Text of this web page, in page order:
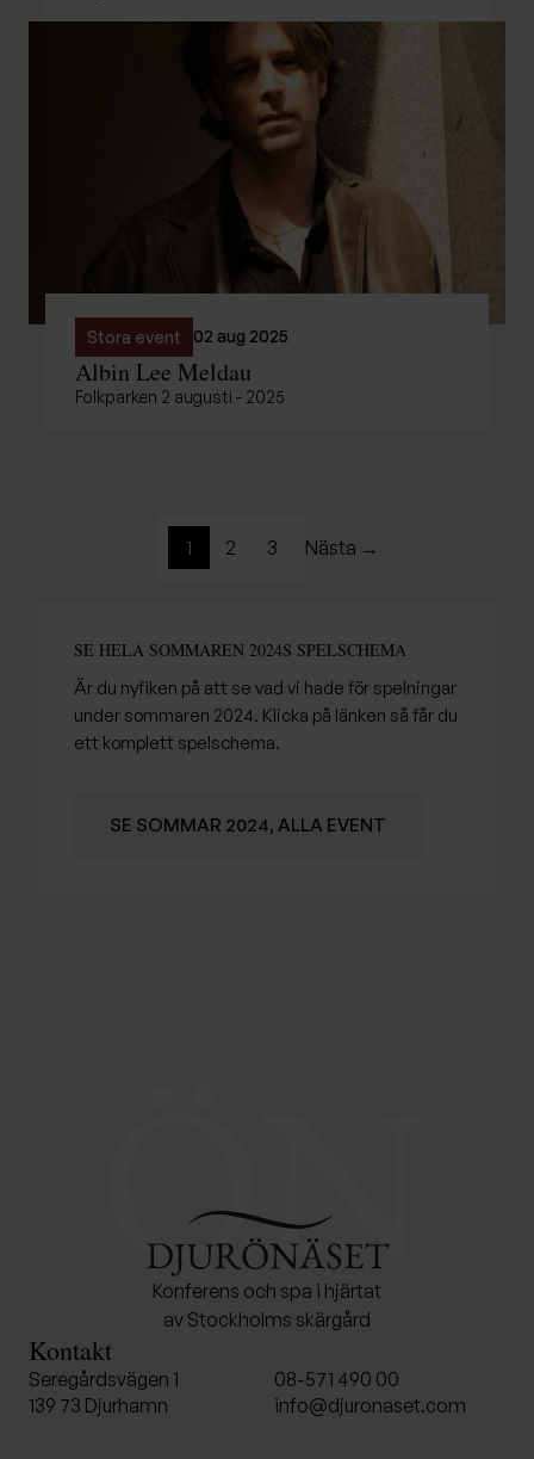
Stora event 02 aug 2025
Albin Lee Meldau
Folkparken 2 augusti - 2025
1 2 3 Nästa →
SE HELA SOMMAREN 2024S SPELSCHEMA
Är du nyfiken på att se vad vi hade för spelningar
under sommaren 2024. Klicka på länken så får du
ett komplett spelschema.
SE SOMMAR 2024, ALLA EVENT
Konferens och spa i hjärtat
av Stockholms skärgård
Kontakt
Seregårdsvägen 1
139 73 Djurhamn
08-571 490 00
info@djuronaset.com